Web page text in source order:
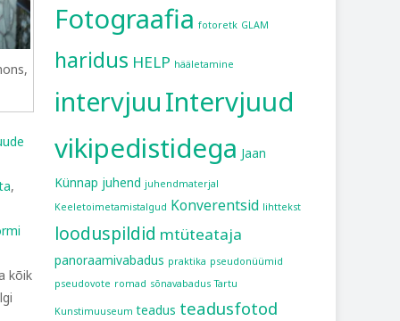
,
kõik
Fotograafia fotoretk GLAM
haridus HELP hääletamine
intervjuuIntervjuud
vikipedistidega Jaan
Künnap juhend juhendmaterjal
Keeletoimetamistalgud Konverentsid lihttekst
looduspildid mtüteataja
panoraamivabadus praktika pseudonüümid
pseudovote romad sõnavabadus Tartu
Kunstimuuseum teadus teadusfotod